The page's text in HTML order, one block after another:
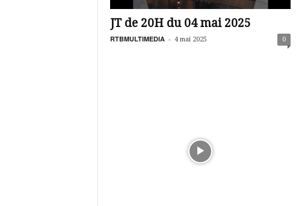
JT de 20H du 04 mai 2025
RTBMULTIMEDIA - 4 mai 2025 0